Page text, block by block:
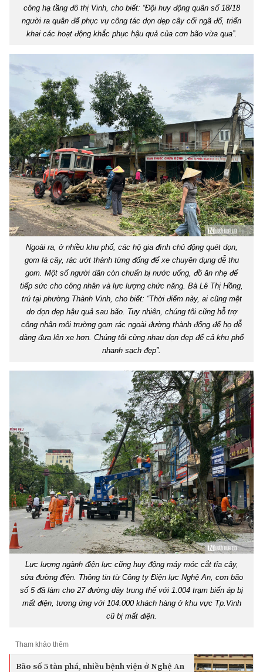
công hạ tầng đô thị Vinh, cho biết: “Đội huy động quân số 18/18
người ra quân để phục vụ công tác dọn dẹp cây cối ngã đổ, triển
khai các hoạt động khắc phục hậu quả của cơn bão vừa qua”.
Ngoài ra, ở nhiều khu phố, các hộ gia đình chủ động quét dọn,
gom lá cây, rác ướt thành từng đống để xe chuyên dụng dễ thu
gom. Một số người dân còn chuẩn bị nước uống, đồ ăn nhẹ để
tiếp sức cho công nhân và lực lượng chức năng. Bà Lê Thị Hồng,
trú tại phường Thành Vinh, cho biết: “Thời điểm này, ai cũng mệt
do dọn dẹp hậu quả sau bão. Tuy nhiên, chúng tôi cũng hỗ trợ
công nhân môi trường gom rác ngoài đường thành đống để họ dễ
dàng đưa lên xe hơn. Chúng tôi cùng nhau dọn dẹp để cả khu phố
nhanh sạch đẹp”.
Lực lượng ngành điện lực cũng huy động máy móc cắt tỉa cây,
sửa đường điện. Thông tin từ Công ty Điện lực Nghệ An, cơn bão
số 5 đã làm cho 27 đường dây trung thế với 1.004 trạm biến áp bị
mất điện, tương ứng với 104.000 khách hàng ở khu vực Tp.Vinh
cũ bị mất điện.
Tham khảo thêm
Bão số 5 tàn phá, nhiều bệnh viện ở Nghệ An